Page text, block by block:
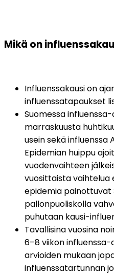
Mikä on
Influenssakausi on
influenssatapaukset
Suomessa
marraskuusta
usein sekä influenssa
Epidemian huippu
vuodenvaihteen
vuosittaista vaihtelua
epidemia painottuvat
pallonpuoliskolla
puhutaan kausi-
Tavallisina vuosina
6–8 viikon
arvioiden mukaan
influenssatartunnan